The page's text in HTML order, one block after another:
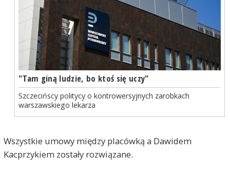
"Tam giną ludzie, bo ktoś się uczy"
Szczecińscy politycy o kontrowersyjnych zarobkach
warszawskiego lekarza
Wszystkie umowy między placówką a Dawidem
Kacprzykiem zostały rozwiązane.
marek 2026-06-17, godz. 17:22